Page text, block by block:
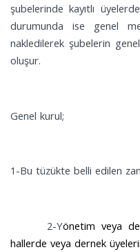
şubelerinde kayıtlı
durumunda ise genel
nakledilerek şubelerin
oluşur.
Genel kurul;
1-Bu tüzükte belli edilen
2-Yönetim veya
hallerde veya dernek